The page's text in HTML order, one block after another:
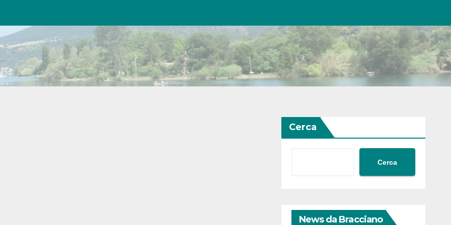
Cerca
Cerca
News da Bracciano